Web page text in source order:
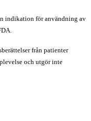
indikation för användning av
från patienter
och utgör inte